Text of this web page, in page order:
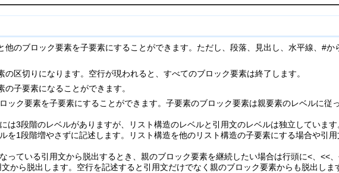
他のブロック要素を子要素にすることができます。ただし、段落、見出し、水平線、#
区切りになります。空行が現われると、すべてのブロック要素は終了します。
子要素になることができます。
ック要素を子要素にすることができます。子要素のブロック要素は親要素のレベルに
は3段階のレベルがありますが、リスト構造のレベルと引用文のレベルは独立していま
を1段階増やさずに記述します。リスト構造を他のリスト構造の子要素にする場合や引
っている引用文から脱出するとき、親のブロック要素を継続したい場合は行頭に<、<<
から脱出します。空行を記述すると引用文だけでなく親のブロック要素からも脱出しま